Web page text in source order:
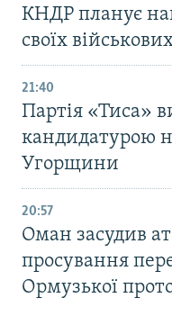
КНДР планує
своїх
21:40
Партія «Тиса»
кандидатурою
Угорщини
20:57
Оман засудив
просування
Ормузької